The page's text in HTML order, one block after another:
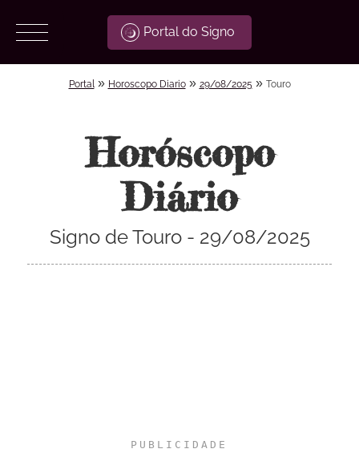
Portal do Signo
Portal » Horoscopo Diario» 29/08/2025 » Touro
Horóscopo
Diário
Signo de Touro - 29/08/2025